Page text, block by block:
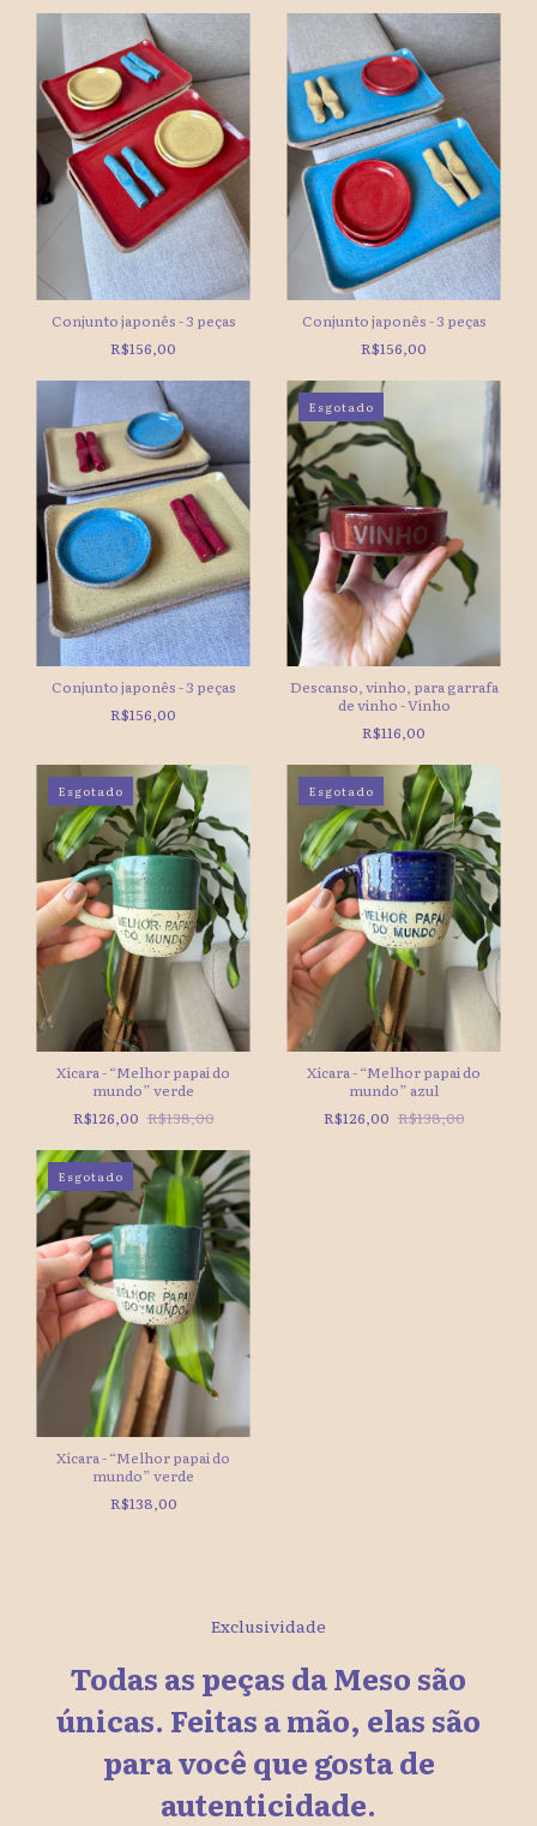
Conjunto japonês - 3 peças
R$156,00
Conjunto japonês - 3 peças
R$156,00
Conjunto japonês - 3 peças
R$156,00
Esgotado
Descanso, vinho, para garrafa
de vinho - Vinho
R$116,00
Esgotado
Xícara - “Melhor papai do
mundo” verde
R$126,00 R$138,00
Esgotado
Xícara - “Melhor papai do
mundo” azul
R$126,00 R$138,00
Esgotado
Xícara - “Melhor papai do
mundo” verde
R$138,00
Exclusividade
Todas as peças da Meso são
únicas. Feitas a mão, elas são
para você que gosta de
autenticidade.